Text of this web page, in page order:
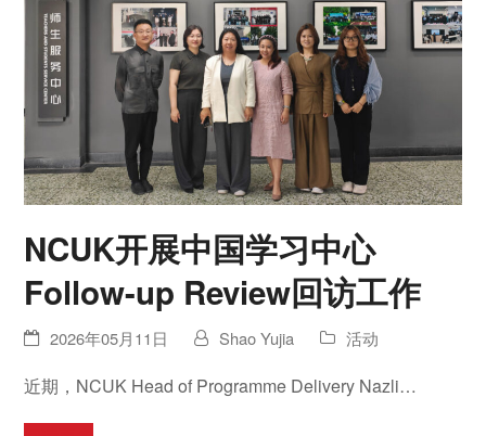
NCUK开展中国学习中心
Follow-up Review回访工作
2026年05月11日 Shao Yujia 活动
近期，NCUK Head of Programme Delivery Nazli…